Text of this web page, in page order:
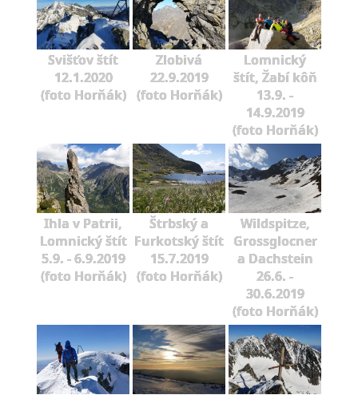
Svišťov štít
12.1.2020
(foto Horňák)
Zlobivá
22.9.2019
(foto Horňák)
Lomnický
štít, Žabí kôň
13.9. -
14.9.2019
(foto Horňák)
Ihla v Patrii,
Lomnický štít
5.9. - 6.9.2019
(foto Horňák)
Štrbský a
Furkotský štít
15.7.2019
(foto Horňák)
Wildspitze,
Grossglocner
a Dachstein
26.6. -
30.6.2019
(foto Horňák)